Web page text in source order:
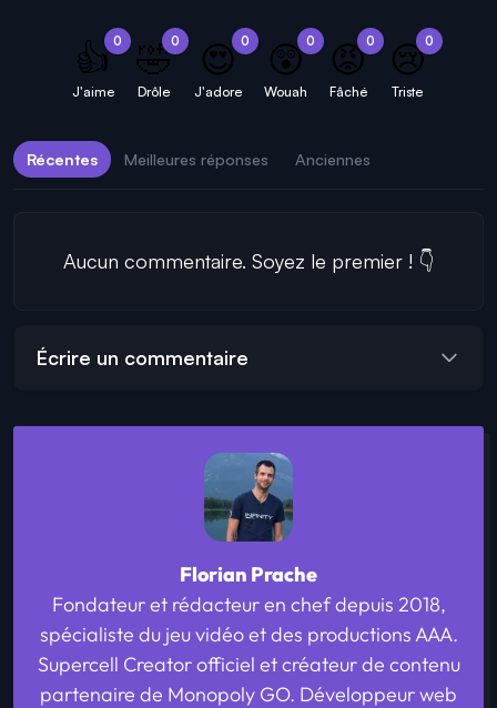
0
👍
J'aime
0
🤣
Drôle
0
😍
J'adore
0
😲
Wouah
0
😡
Fâché
0
😢
Triste
Récentes Meilleures réponses Anciennes
Aucun commentaire. Soyez le premier ! 👇
Écrire un commentaire
Florian Prache
Fondateur et rédacteur en chef depuis 2018,
spécialiste du jeu vidéo et des productions AAA.
Supercell Creator officiel et créateur de contenu
partenaire de Monopoly GO. Développeur web